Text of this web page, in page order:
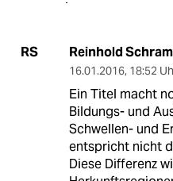
RS Reinhold
16.01.2016, 18:52
Ein Titel macht
Bildungs- und
Schwellen- und
entspricht nicht
Diese Differenz